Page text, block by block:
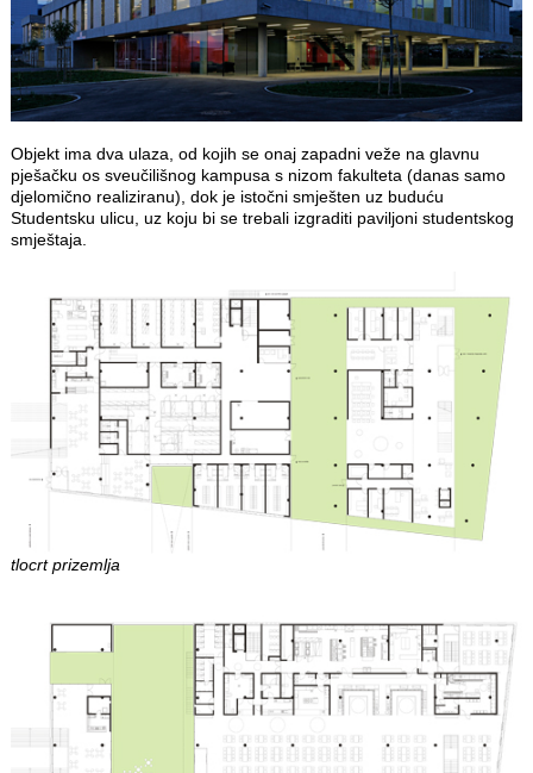
Objekt ima dva ulaza, od kojih se onaj zapadni veže na glavnu
pješačku os sveučilišnog kampusa s nizom fakulteta (danas samo
djelomično realiziranu), dok je istočni smješten uz buduću
Studentsku ulicu, uz koju bi se trebali izgraditi paviljoni studentskog
smještaja.
tlocrt prizemlja